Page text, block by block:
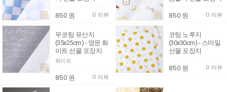
850 원 0 리뷰 850 원 0 리뷰
무코팅 유산지
(35x25cm) - 영문 화
이트 선물 포장지
화이트
850 원 0 리뷰
코팅 노루지
(30x30cm) - 스마일
선물 포장지
850 원 0 리뷰